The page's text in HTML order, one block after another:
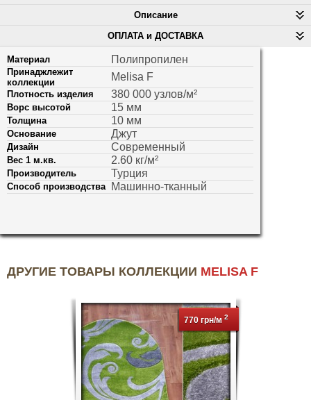
Описание
ОПЛАТА и ДОСТАВКА
Материал Полипропилен
Принаджлежит
коллекции
Melisa F
Плотность изделия 380 000 узлов/м²
Ворс высотой 15 мм
Толщина 10 мм
Основание Джут
Дизайн Современный
Вес 1 м.кв. 2.60 кг/м²
Производитель Турция
Способ производства Машинно-тканный
ДРУГИЕ ТОВАРЫ КОЛЛЕКЦИИ MELISA F
770 грн/м 2